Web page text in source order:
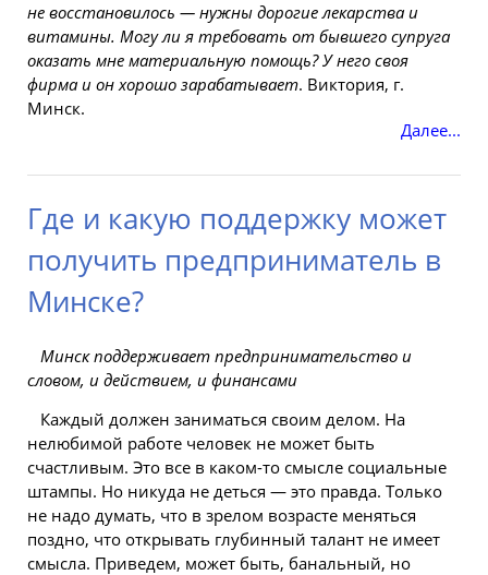
не восстановилось — нужны дорогие лекарства и
витамины. Могу ли я требовать от бывшего супруга
оказать мне материальную помощь? У него своя
фирма и он хорошо зарабатывает. Виктория, г.
Минск.
Далее...
Где и какую поддержку может
получить предприниматель в
Минске?
Минск поддерживает предпринимательство и
словом, и действием, и финансами
Каждый должен заниматься своим делом. На
нелюбимой работе человек не может быть
счастливым. Это все в каком-то смысле социальные
штампы. Но никуда не деться — это правда. Только
не надо думать, что в зрелом возрасте меняться
поздно, что открывать глубинный талант не имеет
смысла. Приведем, может быть, банальный, но